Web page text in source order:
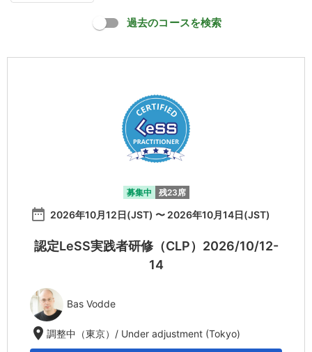
過去のコースを検索
募集中 残23席
date_range 2026年10月12日(JST) 〜 2026年10月14日(JST)
認定LeSS実践者研修（CLP）2026/10/12-
14
Bas Vodde
location_on調整中（東京）/ Under adjustment (Tokyo)